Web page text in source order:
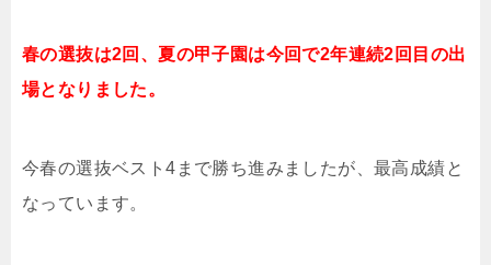
春の選抜は2回、夏の甲子園は今回で2年連続2回目の出
場となりました。
今春の選抜ベスト4まで勝ち進みましたが、最高成績と
なっています。